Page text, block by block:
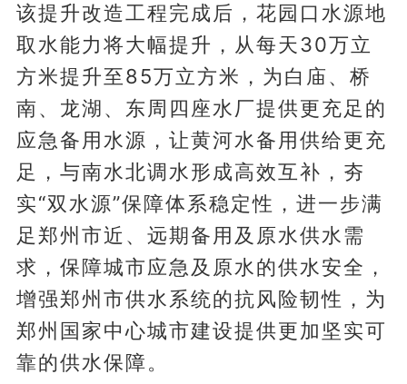
该提升改造工程完成后，花园口水源地
取水能力将大幅提升，从每天30万立
方米提升至85万立方米，为白庙、桥
南、龙湖、东周四座水厂提供更充足的
应急备用水源，让黄河水备用供给更充
足，与南水北调水形成高效互补，夯
实“双水源”保障体系稳定性，进一步满
足郑州市近、远期备用及原水供水需
求，保障城市应急及原水的供水安全，
增强郑州市供水系统的抗风险韧性，为
郑州国家中心城市建设提供更加坚实可
靠的供水保障。